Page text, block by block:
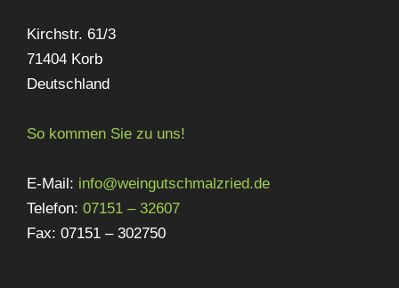
Kirchstr. 61/3
71404 Korb
Deutschland
So kommen Sie zu uns!
E-Mail: info@weingutschmalzried.de
Telefon: 07151 – 32607
Fax: 07151 – 302750